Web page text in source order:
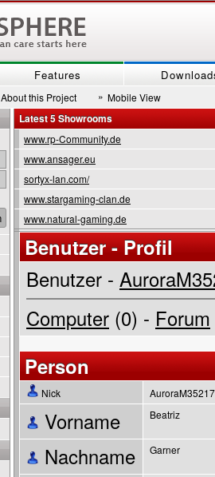
Features
About this Project » Mobile View
Latest 5 Showrooms
www.rp-Community.de
www.ansager.eu
sortyx-lan.com/
www.stargaming-clan.de
www.natural-gaming.de
Benutzer - Profil
Benutzer -
Computer (0) - Forum
Person
Nick
Vorname Beatriz
Nachname Garner